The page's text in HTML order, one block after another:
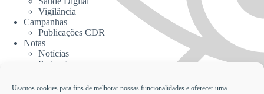
Usamos cookies para fins de melhorar nossas funcionalidades e oferecer uma
Vigilância
Campanhas
Publicações CDR
Notas
Notícias
Podcasts
Contato